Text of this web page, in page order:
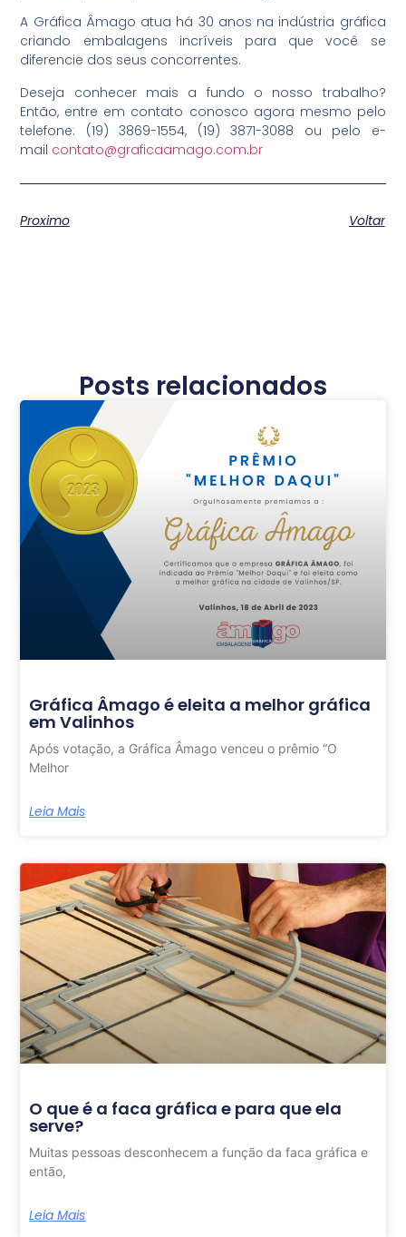
A Gráfica Âmago atua há 30 anos na indústria gráfica
criando embalagens incríveis para que você se
diferencie dos seus concorrentes.
Deseja conhecer mais a fundo o nosso trabalho?
Então, entre em contato conosco agora mesmo pelo
telefone: (19) 3869-1554, (19) 3871-3088 ou pelo e-
mail contato@graficaamago.com.br
Proximo Voltar
Posts relacionados
Gráfica Âmago é eleita a melhor gráfica
em Valinhos
Após votação, a Gráfica Âmago venceu o prêmio “O
Melhor
Leia Mais
O que é a faca gráfica e para que ela
serve?
Muitas pessoas desconhecem a função da faca gráfica e
então,
Leia Mais